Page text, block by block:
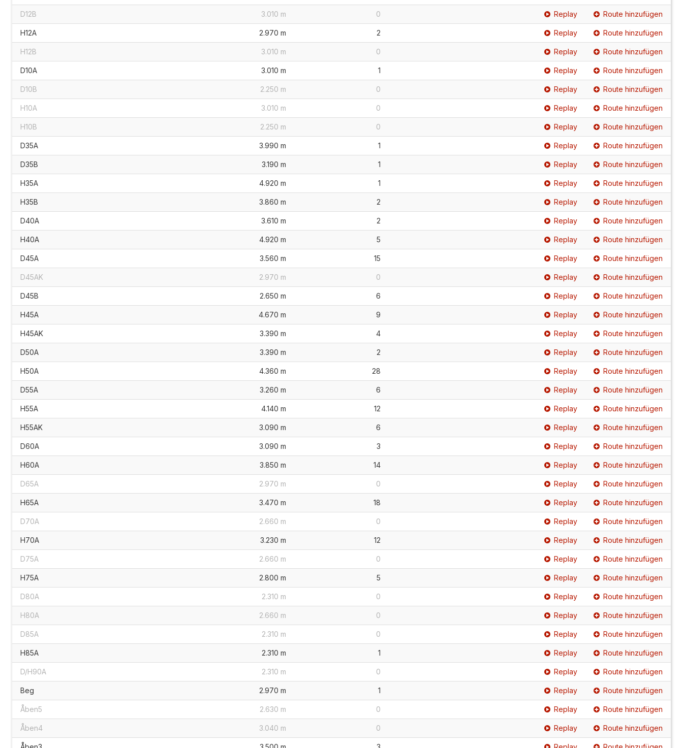
D12B 3.010 m 0 Replay Route hinzufügen
H12A 2.970 m 2 Replay Route hinzufügen
H12B 3.010 m 0 Replay Route hinzufügen
D10A 3.010 m 1 Replay Route hinzufügen
D10B 2.250 m 0 Replay Route hinzufügen
H10A 3.010 m 0 Replay Route hinzufügen
H10B 2.250 m 0 Replay Route hinzufügen
D35A 3.990 m 1 Replay Route hinzufügen
D35B 3.190 m 1 Replay Route hinzufügen
H35A 4.920 m 1 Replay Route hinzufügen
H35B 3.860 m 2 Replay Route hinzufügen
D40A 3.610 m 2 Replay Route hinzufügen
H40A 4.920 m 5 Replay Route hinzufügen
D45A 3.560 m 15 Replay Route hinzufügen
D45AK 2.970 m 0 Replay Route hinzufügen
D45B 2.650 m 6 Replay Route hinzufügen
H45A 4.670 m 9 Replay Route hinzufügen
H45AK 3.390 m 4 Replay Route hinzufügen
D50A 3.390 m 2 Replay Route hinzufügen
H50A 4.360 m 28 Replay Route hinzufügen
D55A 3.260 m 6 Replay Route hinzufügen
H55A 4.140 m 12 Replay Route hinzufügen
H55AK 3.090 m 6 Replay Route hinzufügen
D60A 3.090 m 3 Replay Route hinzufügen
H60A 3.850 m 14 Replay Route hinzufügen
D65A 2.970 m 0 Replay Route hinzufügen
H65A 3.470 m 18 Replay Route hinzufügen
D70A 2.660 m 0 Replay Route hinzufügen
H70A 3.230 m 12 Replay Route hinzufügen
D75A 2.660 m 0 Replay Route hinzufügen
H75A 2.800 m 5 Replay Route hinzufügen
D80A 2.310 m 0 Replay Route hinzufügen
H80A 2.660 m 0 Replay Route hinzufügen
D85A 2.310 m 0 Replay Route hinzufügen
H85A 2.310 m 1 Replay Route hinzufügen
D/H90A 2.310 m 0 Replay Route hinzufügen
Beg 2.970 m 1 Replay Route hinzufügen
Åben5 2.630 m 0 Replay Route hinzufügen
Åben4 3.040 m 0 Replay Route hinzufügen